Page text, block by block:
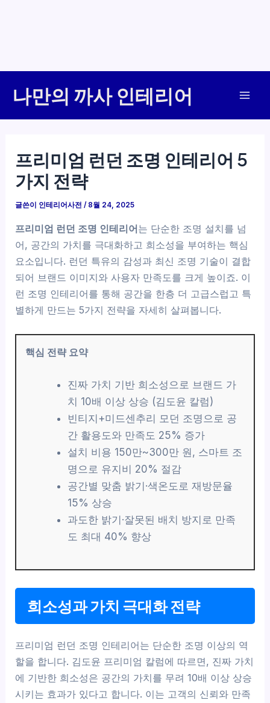
나만의 까사 인테리어
프리미엄 런던 조명 인테리어 5
가지 전략
글쓴이 인테리어사전/ 8월 24, 2025
프리미엄 런던 조명 인테리어는 단순한 조명 설치를 넘
어, 공간의 가치를 극대화하고 희소성을 부여하는 핵심
요소입니다. 런던 특유의 감성과 최신 조명 기술이 결합
되어 브랜드 이미지와 사용자 만족도를 크게 높이죠. 이
런 조명 인테리어를 통해 공간을 한층 더 고급스럽고 특
별하게 만드는 5가지 전략을 자세히 살펴봅니다.
핵심 전략 요약
진짜 가치 기반 희소성으로 브랜드 가
치 10배 이상 상승 (김도윤 칼럼)
빈티지+미드센추리 모던 조명으로 공
간 활용도와 만족도 25% 증가
설치 비용 150만~300만 원, 스마트 조
명으로 유지비 20% 절감
공간별 맞춤 밝기·색온도로 재방문율
15% 상승
과도한 밝기·잘못된 배치 방지로 만족
도 최대 40% 향상
희소성과 가치 극대화 전략
프리미엄 런던 조명 인테리어는 단순한 조명 이상의 역
할을 합니다. 김도윤 프리미엄 칼럼에 따르면, 진짜 가치
에 기반한 희소성은 공간의 가치를 무려 10배 이상 상승
시키는 효과가 있다고 합니다. 이는 고객의 신뢰와 만족